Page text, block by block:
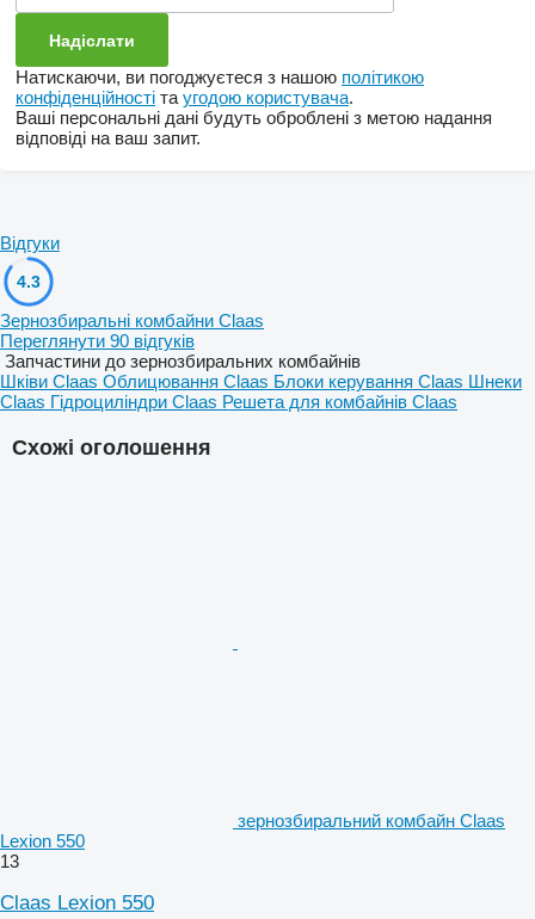
Натискаючи, ви погоджуєтеся з нашою політикою
конфіденційності та угодою користувача.
Ваші персональні дані будуть оброблені з метою надання
відповіді на ваш запит.
Схожі оголошення
зернозбиральний комбайн Claas
Lexion 550
13
Claas Lexion 550
Відгуки
4.3
Зернозбиральні комбайни Claas
Переглянути 90 відгуків
Запчастини до зернозбиральних комбайнів
Шківи Claas Облицювання Claas Блоки керування Claas Шнеки
Claas Гідроциліндри Claas Решета для комбайнів Claas